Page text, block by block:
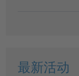
最新活动